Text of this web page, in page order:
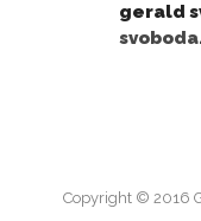
gerald
Copyright © 2016